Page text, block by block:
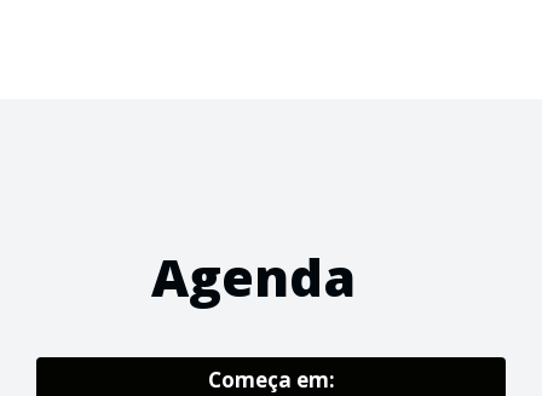
Agenda
Começa em: